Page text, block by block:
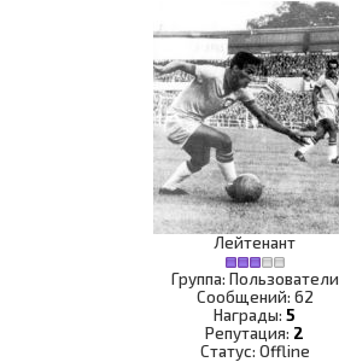
Лейтенант
Группа: Пользователи
Сообщений: 62
Награды: 5
Репутация: 2
Статус: Offline